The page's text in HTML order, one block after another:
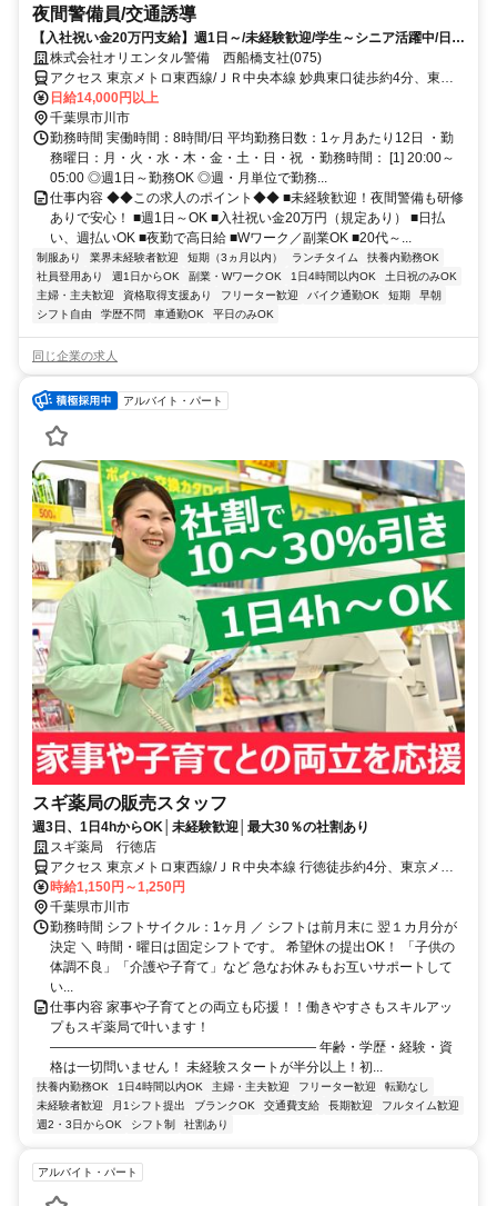
夜間警備員/交通誘導
【入社祝い金20万円支給】週1日～/未経験歓迎/学生～シニア活躍中/日払
い・週払いOK/履歴書不要！
株式会社オリエンタル警備 西船橋支社(075)
アクセス 東京メトロ東西線/ＪＲ中央本線 妙典東口徒歩約4分、東京
メトロ東西線/ＪＲ中央本線 行徳徒歩約21分、東京メトロ東西線/ＪＲ
中央本線 南行徳北口徒歩約43分 (面接地/西船橋支社)千葉県船橋市葛
飾町2-380-2 ヤマゲンビル2階
日給14,000円以上
千葉県市川市
勤務時間 実働時間：8時間/日 平均勤務日数：1ヶ月あたり12日 ・勤
務曜日：月・火・水・木・金・土・日・祝 ・勤務時間： [1] 20:00～
05:00 ◎週1日～勤務OK ◎週・月単位で勤務...
仕事内容 ◆◆この求人のポイント◆◆ ■未経験歓迎！夜間警備も研修
ありで安心！ ■週1日～OK ■入社祝い金20万円（規定あり） ■日払
い、週払いOK ■夜勤で高日給 ■Wワーク／副業OK ■20代～...
制服あり 業界未経験者歓迎 短期（3ヵ月以内） ランチタイム
扶養内勤務OK
社員登用あり
週1日からOK 副業・WワークOK 1日4時間以内OK
土日祝のみOK
主婦・主夫歓迎
資格取得支援あり フリーター歓迎 バイク通勤OK 短期
早朝
シフト自由
学歴不問 車通勤OK 平日のみOK
同じ企業の求人
アルバイト・パート
スギ薬局の販売スタッフ
週3日、1日4hからOK│未経験歓迎│最大30％の社割あり
スギ薬局 行徳店
アクセス 東京メトロ東西線/ＪＲ中央本線 行徳徒歩約4分、東京メト
ロ東西線/ＪＲ中央本線 妙典北口徒歩約15分、東京メトロ東西線/ＪＲ
中央本線 南行徳北口徒歩約24分
時給1,150円～1,250円
千葉県市川市
勤務時間 シフトサイクル：1ヶ月 ／ シフトは前月末に 翌１カ月分が
決定 ＼ 時間・曜日は固定シフトです。 希望休の提出OK！ 「子供の
体調不良」「介護や子育て」など 急なお休みもお互いサポートして
い...
仕事内容 家事や子育てとの両立も応援！！働きやすさもスキルアッ
プもスギ薬局で叶います！
―――――――――――――――――――― 年齢・学歴・経験・資
格は一切問いません！ 未経験スタートが半分以上！初...
扶養内勤務OK 1日4時間以内OK 主婦・主夫歓迎 フリーター歓迎
転勤なし
未経験者歓迎
月1シフト提出 ブランクOK 交通費支給 長期歓迎
フルタイム歓迎
週2・3日からOK
シフト制 社割あり
アルバイト・パート